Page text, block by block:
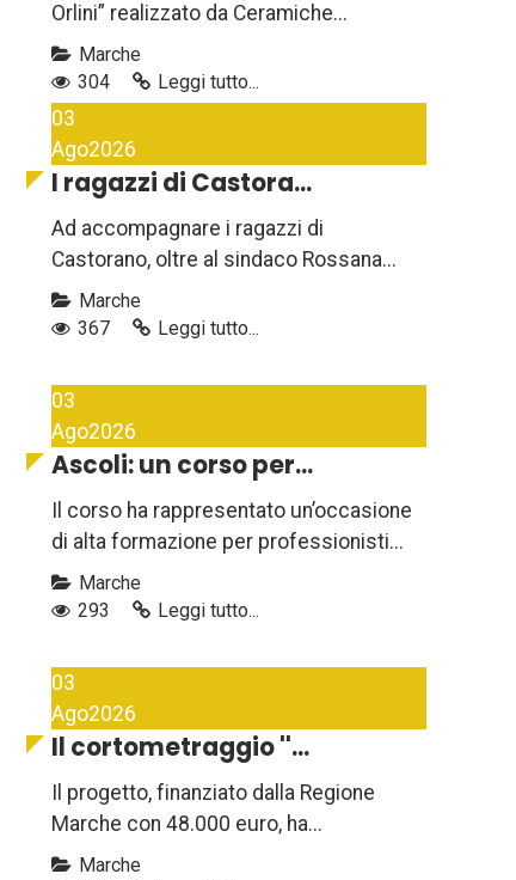
Orlini” realizzato da Ceramiche...
Marche
304
Leggi tutto...
03
Ago2026
I ragazzi di Castora...
Ad accompagnare i ragazzi di
Castorano, oltre al sindaco Rossana...
Marche
367
Leggi tutto...
03
Ago2026
Ascoli: un corso per...
Il corso ha rappresentato un’occasione
di alta formazione per professionisti...
Marche
293
Leggi tutto...
03
Ago2026
Il cortometraggio ''...
Il progetto, finanziato dalla Regione
Marche con 48.000 euro, ha...
Marche